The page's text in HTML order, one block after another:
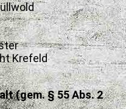
Krefeld
(gem. § 55 Abs. 2